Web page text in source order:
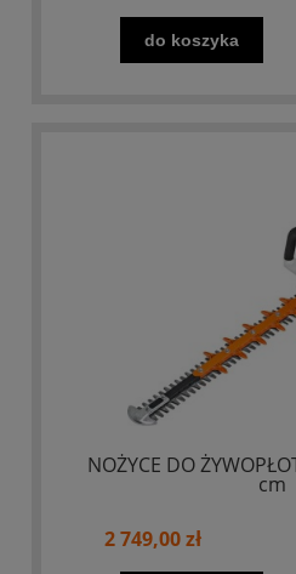
do koszyka
NOŻYCE DO
cm
2 749,00 zł